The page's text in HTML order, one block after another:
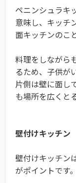
ペニンシュラキ
意味し、キッチ
面キッチンのこ
料理をしながら
るため、子供が
片側は壁に面し
も場所を広くと
壁付けキッチン
壁付けキッチン
がポイントです。